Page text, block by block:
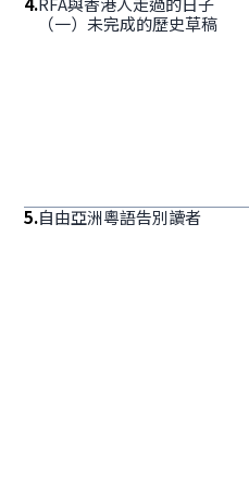
（一）未完成的歷史草稿
5.自由亞洲粵語告別讀者